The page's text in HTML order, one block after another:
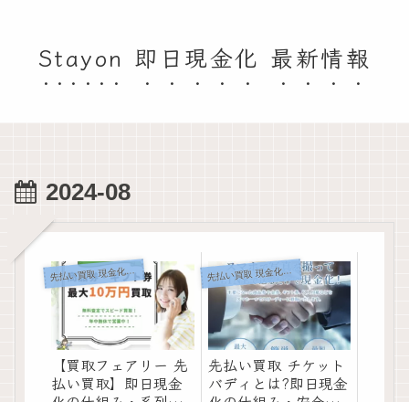
Stayon 即日現金化 最新情報
2024-08
先
払い買取 現金化情報
【買取フェアリー 先
払い買取】即日現金
先
払い買取 現金化情報
先払い買取 チケット
バディとは?即日現金